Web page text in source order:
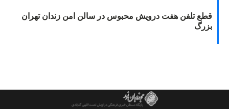
قطع تلفن هفت درویش محبوس در سالن امن زندان تهران
بزرگ